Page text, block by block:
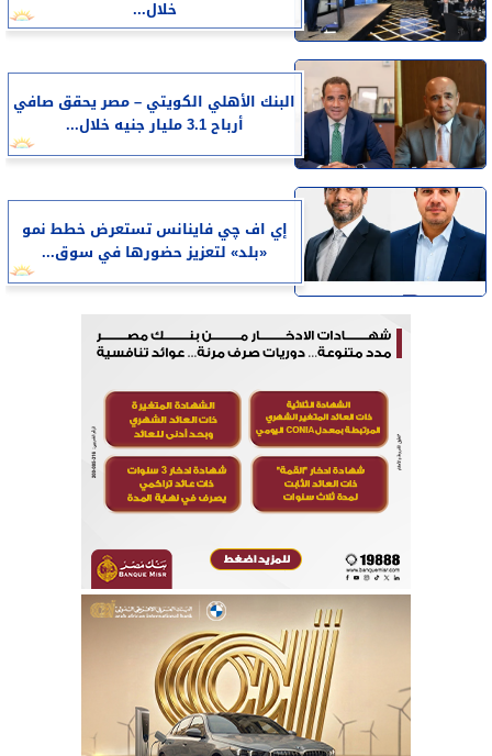
خلال...
البنك الأهلي الكويتي – مصر يحقق صافي
أرباح 3.1 مليار جنيه خلال...
إي اف چي فاينانس تستعرض خطط نمو
«بلد» لتعزيز حضورها في سوق...